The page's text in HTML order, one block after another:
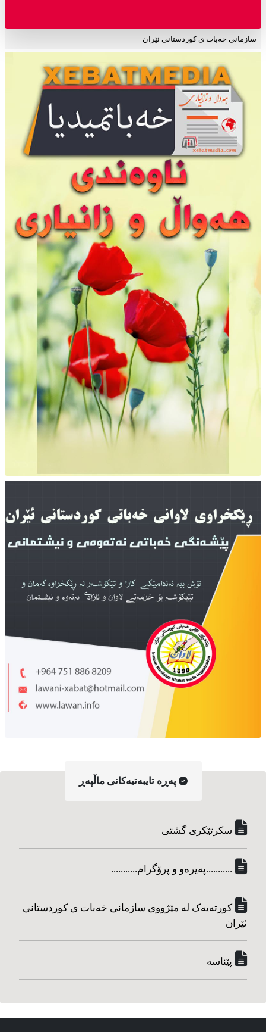
سازمانی خەبات ی کوردستانی ئێران
په‌ڕه‌ تایبه‌تیه‌کانی ماڵپه‌ڕ
سکرتێکری گشتی
...........په‌یره‌و و پرۆگرام...........
کورته‌یه‌ک له مێژووی سازمانی خه‌بات ی کوردستانی
ئێران
پێناسه‌